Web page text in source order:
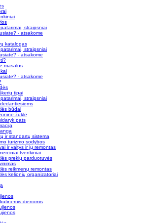
straipsniai
- atsakome
katalogas
straipsniai
- atsakome
masalus
- atsakome
tipai
straipsniai
būdai
žūklė
pats
ir standartų sistema
turizmo sodybos
ir valtys ir jų remontas
tvenkiniai
prekių parduotuvės
reikmenų remontas
kelionių organizatoriai
dienomis